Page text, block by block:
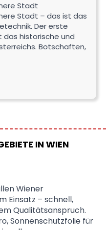
Stadt
Stadt – das ist das
Der erste
das historische und
Botschaften,
IN WIEN
Wiener
Einsatz – schnell,
Qualitätsanspruch.
Sonnenschutzfolie für